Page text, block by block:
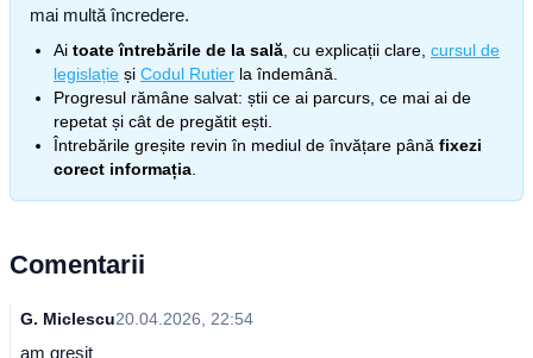
mai multă încredere.
Ai toate întrebările de la sală , cu explicații clare, cursul de
legislație și Codul Rutier la îndemână.
Progresul rămâne salvat: știi ce ai parcurs, ce mai ai de
repetat și cât de pregătit ești.
Întrebările greșite revin în mediul de învățare până fixezi
corect informația
Comentarii
G. Miclescu20.04.2026, 22:54
am greșit